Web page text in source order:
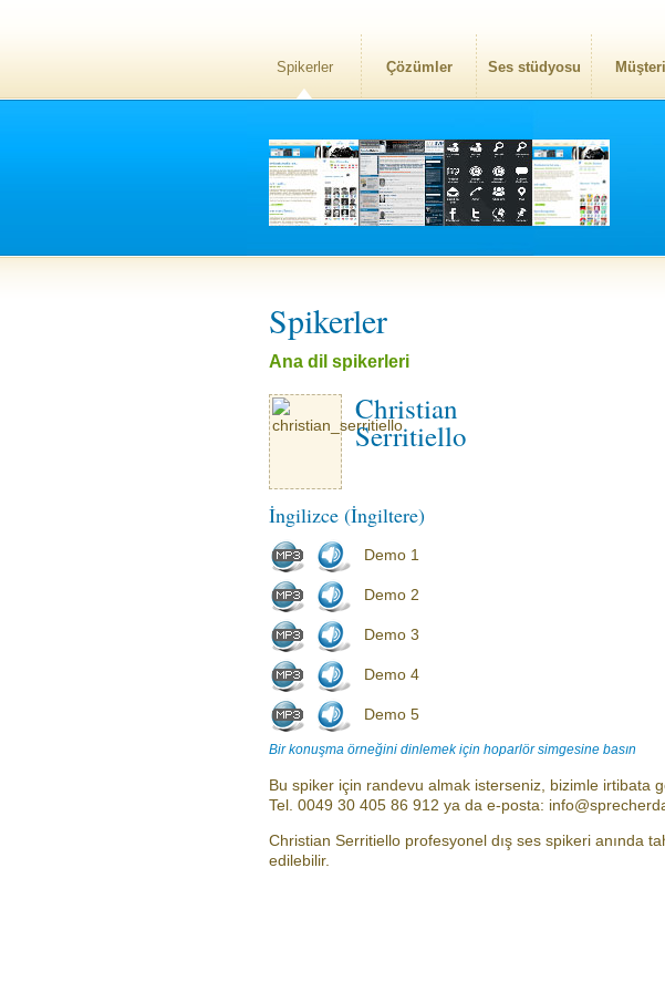
Spikerler Çözümler Ses stüdyosu
Spikerler
Ana dil spikerleri
Christian
Serritiello
İngilizce (İngiltere)
Demo 1
Demo 2
Demo 3
Demo 4
Demo 5
Bir konuşma örneğini dinlemek için hoparlör simgesine basın
Bu spiker için randevu almak isterseniz, bizimle irtibata
Tel. 0049 30 405 86 912 ya da e-posta:
Christian Serritiello profesyonel dış ses spikeri anında
edilebilir.